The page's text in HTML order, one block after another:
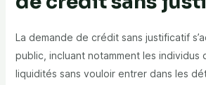
La demande de crédit sans justificatif
public, incluant notamment les individus
liquidités sans vouloir entrer dans les